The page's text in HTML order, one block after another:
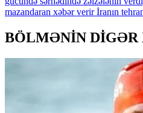
mazandaran xəbərverirİranın
BÖLMƏNİN